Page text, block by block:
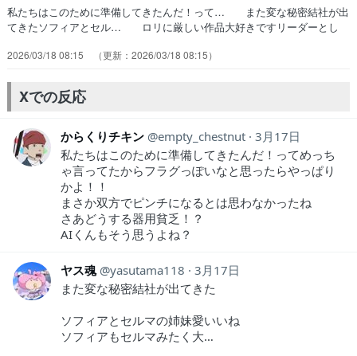
私たちはこのために準備してきたんだ！って… また変な秘密結社が出
てきたソフィアとセル… ロリに厳しい作品大好きですリーダーとし
語使われても困るが異世界ドイ… しょぼいカレンダーによると…え、
が黒竜討伐中に新人3人組ピンチシ… アルバートの仇を討つため黒竜
との再戦を果… ありがとうございました！！次回も是非是非…
2026/03/18 08:15 2026/03/18 08:15
Xでの反応
からくりチキン empty_chestnut 3月17日
私たちはこのために準備してきたんだ！ってめっち
ゃ言ってたからフラグっぽいなと思ったらやっぱり
かよ！！
まさか双方でピンチになるとは思わなかったね
さあどうする器用貧乏！？
AIくんもそう思うよね？
ヤス魂 yasutama118
3月17日
また変な秘密結社が出てきた
ソフィアとセルマの姉妹愛いいね
ソフィアもセルマみたく大…